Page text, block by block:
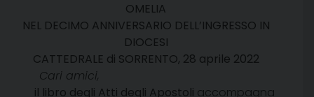
OMELIA
NEL DECIMO ANNIVERSARIO DELL’INGRESSO IN
DIOCESI
CATTEDRALE di SORRENTO, 28 aprile 2022
Cari amici,
il libro degli Atti degli Apostoli accompagna